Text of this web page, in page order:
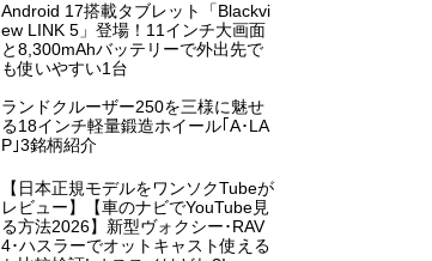
Android 17搭載タブレット「Blackvi
ew LINK 5」登場！11インチ大画面
と8,300mAhバッテリーで外出先で
も使いやすい1台
ランドクルーザー250を三様に魅せ
る18インチ軽量鍛造ホイール｢A･LA
P｣3銘柄紹介
【日本正規モデルをワンソクTubeが
レビュー】【車のナビでYouTube見
る方法2026】新型ヴォクシー･RAV
4･ハスラーでオットキャスト使える